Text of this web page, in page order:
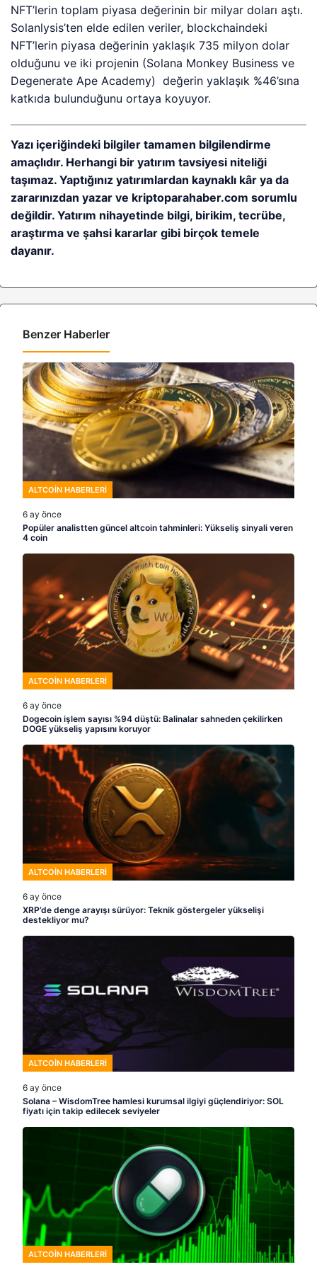
NFT’lerin toplam piyasa değerinin bir milyar doları aştı.
Solanlysis’ten elde edilen veriler, blockchaindeki
NFT’lerin piyasa değerinin yaklaşık 735 milyon dolar
olduğunu ve iki projenin (Solana Monkey Business ve
Degenerate Ape Academy) değerin yaklaşık %46’sına
katkıda bulunduğunu ortaya koyuyor.
Yazı içeriğindeki bilgiler tamamen bilgilendirme
amaçlıdır. Herhangi bir yatırım tavsiyesi niteliği
taşımaz. Yaptığınız yatırımlardan kaynaklı kâr ya da
zararınızdan yazar ve kriptoparahaber.com sorumlu
değildir. Yatırım nihayetinde bilgi, birikim, tecrübe,
araştırma ve şahsi kararlar gibi birçok temele
dayanır.
Benzer Haberler
ALTCOIN HABERLERI
6 ay önce
Popüler analistten güncel altcoin tahminleri: Yükseliş sinyali veren
4 coin
ALTCOIN HABERLERI
6 ay önce
Dogecoin işlem sayısı %94 düştü: Balinalar sahneden çekilirken
DOGE yükseliş yapısını koruyor
ALTCOIN HABERLERI
6 ay önce
XRP’de denge arayışı sürüyor: Teknik göstergeler yükselişi
destekliyor mu?
ALTCOIN HABERLERI
6 ay önce
Solana – WisdomTree hamlesi kurumsal ilgiyi güçlendiriyor: SOL
fiyatı için takip edilecek seviyeler
ALTCOIN HABERLERI